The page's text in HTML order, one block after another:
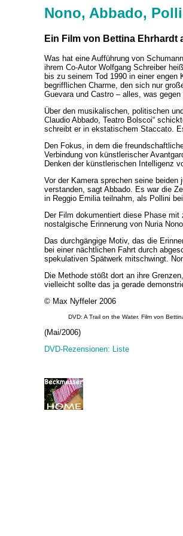
Nono, Abbado,
Ein Film von Bettina
Was hat eine Aufführung von
ihrem Co-Autor Wolfgang Schreiber
bis zu seinem Tod 1990 in einer
begrifflichen Charme, den sich nur
Guevara und Castro – alles, was gegen
Über den musikalischen, politischen
Claudio Abbado, Teatro Bolscoi“
schreibt er in ekstatischem Staccato.
Den Fokus, in dem die
Verbindung von künstlerischer
Denken der künstlerischen Intelligenz
Vor der Kamera sprechen seine
verstanden, sagt Abbado. Es war die
in Reggio Emilia teilnahm, als Pollini
Der Film dokumentiert diese Phase
nostalgische Erinnerung von Nuria
Das durchgängige Motiv, das die
bei einer nächtlichen Fahrt durch
spekulativen Spätwerk mitschwingt.
Die Methode stößt dort an ihre
vielleicht sollte das ja gerade
© Max Nyffeler 2006
DVD: A Trail on the Water. Film von
(Mai/2006)
DVD-Rezensionen: Liste